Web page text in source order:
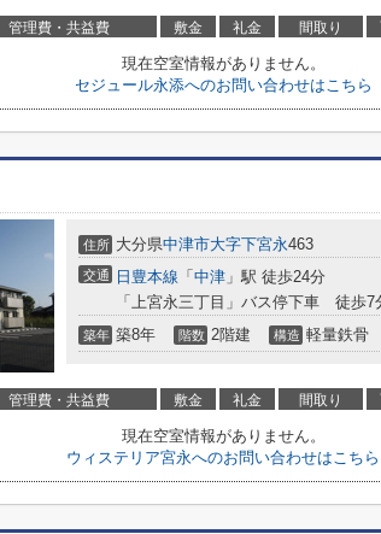
管理費・共益費 敷金 礼金 間取り
現在空室情報がありません。
セジュール永添へのお問い合わせはこちら
住所 大分県中津市大字下宮永463
交通 日豊本線 「 中津 」駅 徒歩24分
「上宮永三丁目」バス停下車 徒歩7
築年 築8年 階数 2階建 構造 軽量鉄骨
管理費・共益費 敷金 礼金 間取り
現在空室情報がありません。
ウィステリア宮永へのお問い合わせはこちら